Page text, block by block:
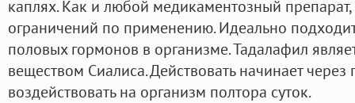
каплях. Как и любой медикаментозный
ограничений по применению. Идеально
половых гормонов в организме. Тадалафил
веществом Сиалиса. Действовать начинает
воздействовать на организм полтора суток.